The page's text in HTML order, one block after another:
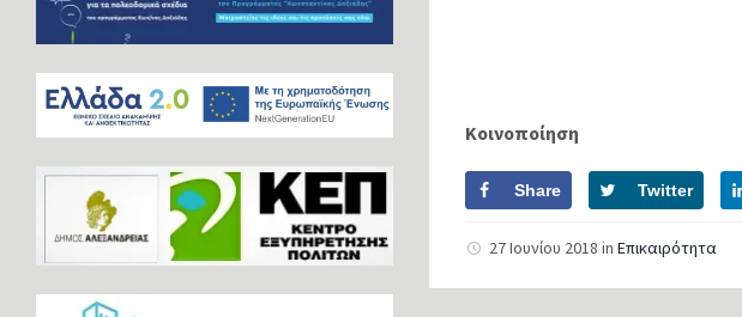
Κοινοποίηση
Share Twitter
27 Ιουνίου 2018inΕπικαιρότητα